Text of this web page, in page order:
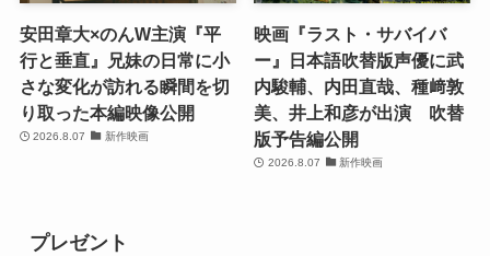
安田章大×のんW主演『平
行と垂直』兄妹の日常に小
さな変化が訪れる瞬間を切
り取った本編映像公開
2026.8.07 新作映画
映画『ラスト・サバイバ
ー』日本語吹替版声優に武
内駿輔、内田直哉、種﨑敦
美、井上和彦が出演 吹替
版予告編公開
2026.8.07 新作映画
プレゼント